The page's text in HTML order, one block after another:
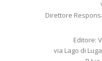
Direttore
Editore:
via Lago di